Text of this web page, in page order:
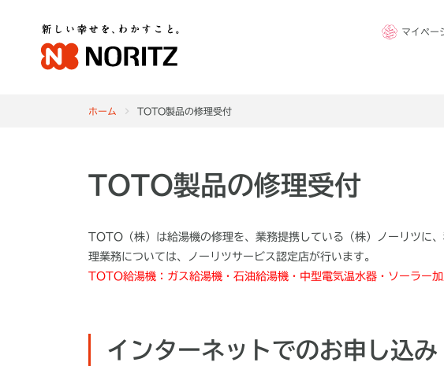
マイペー
ホーム TOTO製品の修理受付
TOTO製品の修理受付
TOTO（株）は給湯機の修理を、業務提携している（株）ノーリツに
理業務については、ノーリツサービス認定店が行います。
TOTO給湯機：ガス給湯機・石油給湯機・中型電気温水器・ソーラー加
インターネットでのお申し込み